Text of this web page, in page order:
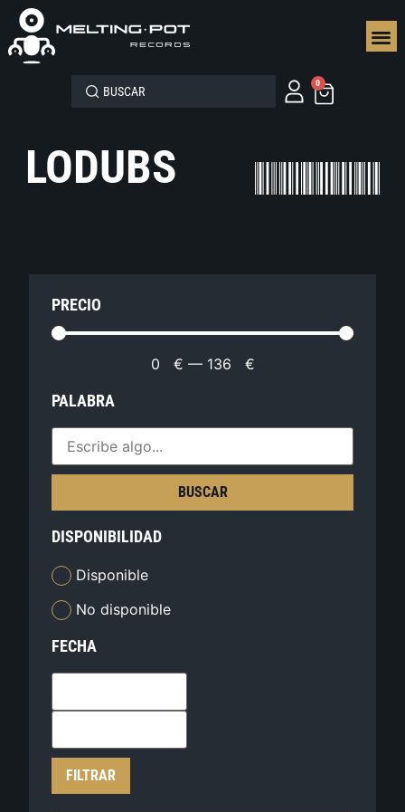
0
LODUBS
PRECIO
0 € — 136 €
PALABRA
BUSCAR
DISPONIBILIDAD
Disponible
No disponible
FECHA
FILTRAR